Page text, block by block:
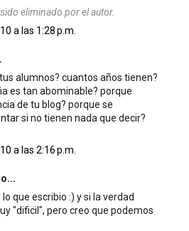
eliminado por el autor.
a las 1:28 p.m.
alumnos? cuantos años tienen?
es tan abominable? porque
de tu blog? porque se
si no tienen nada que decir?
a las 2:16 p.m.
que escribio :) y si la verdad
"dificil", pero creo que podemos